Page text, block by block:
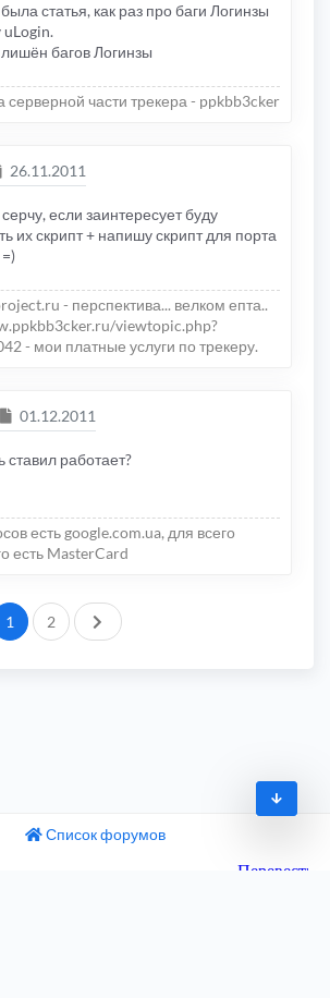
статья, как раз про баги Логинзы
uLogin.
багов Логинзы
серверной части трекера - ppkbb3cker
Сообщение
26.11.2011
если заинтересует буду
их скрипт + напишу скрипт для порта
- перспектива... велком епта..
viewtopic.php?
- мои платные услуги по трекеру.
Сообщение
01.12.2011
ставил работает?
есть google.com.ua, для всего
есть MasterCard
1 2 След.
Список форумов